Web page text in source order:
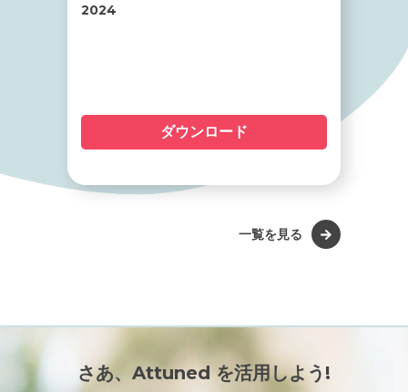
ダウンロード
2024
一覧を見る
さあ、Attuned を活用しよう!